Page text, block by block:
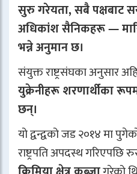
सुरु गरेयता, सबै पक्षबाट
अधिकांश सैनिकहरू —
भन्ने अनुमान छ।
संयुक्त राष्ट्रसंघका अनुसार
युक्रेनीहरू शरणार्थीका
छन्।
यो द्वन्द्वको जड २०१४ मा
राष्ट्रपति अपदस्थ गरिएपछि